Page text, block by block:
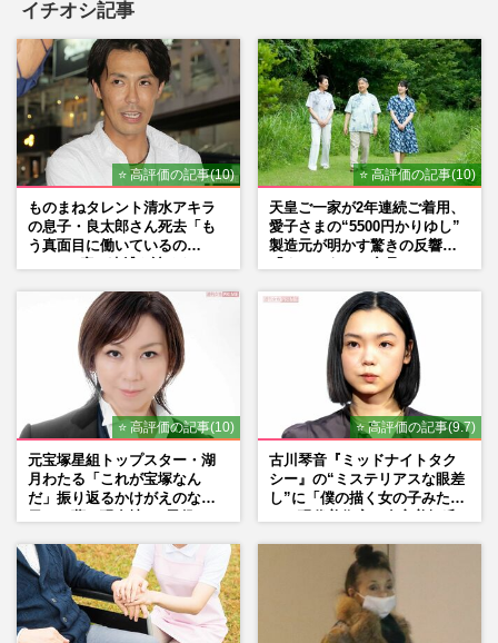
イチオシ記事
⭐ 高評価の記事(10)
ものまねタレント清水アキラ
の息子・良太郎さん死去「も
う真面目に働いているの
⭐ 高評価の記事(10)
天皇ご一家が2年連続ご着用、
愛子さまの“5500円かりゆし”
製造元が明かす驚きの反響
⭐ 高評価の記事(10)
元宝塚星組トップスター・湖
月わたる「これが宝塚なん
だ」振り返るかけがえのない
⭐ 高評価の記事(9.7)
古川琴音『ミッドナイトタク
シー』の“ミステリアスな眼差
し”に「僕の描く女の子みた